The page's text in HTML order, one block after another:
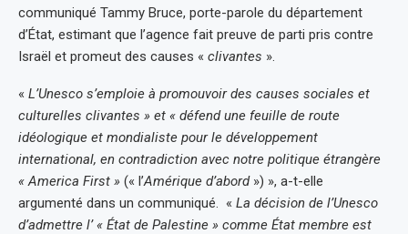
communiqué Tammy Bruce, porte-parole du département
d’État, estimant que l’agence fait preuve de parti pris contre
Israël et promeut des causes « clivantes ».
« L’Unesco s’emploie à promouvoir des causes sociales et
culturelles clivantes » et « défend une feuille de route
idéologique et mondialiste pour le développement
international, en contradiction avec notre politique étrangère
« America First » (« l’Amérique d’abord ») », a-t-elle
argumenté dans un communiqué. « La décision de l’Unesco
d’admettre l’ « État de Palestine » comme État membre est